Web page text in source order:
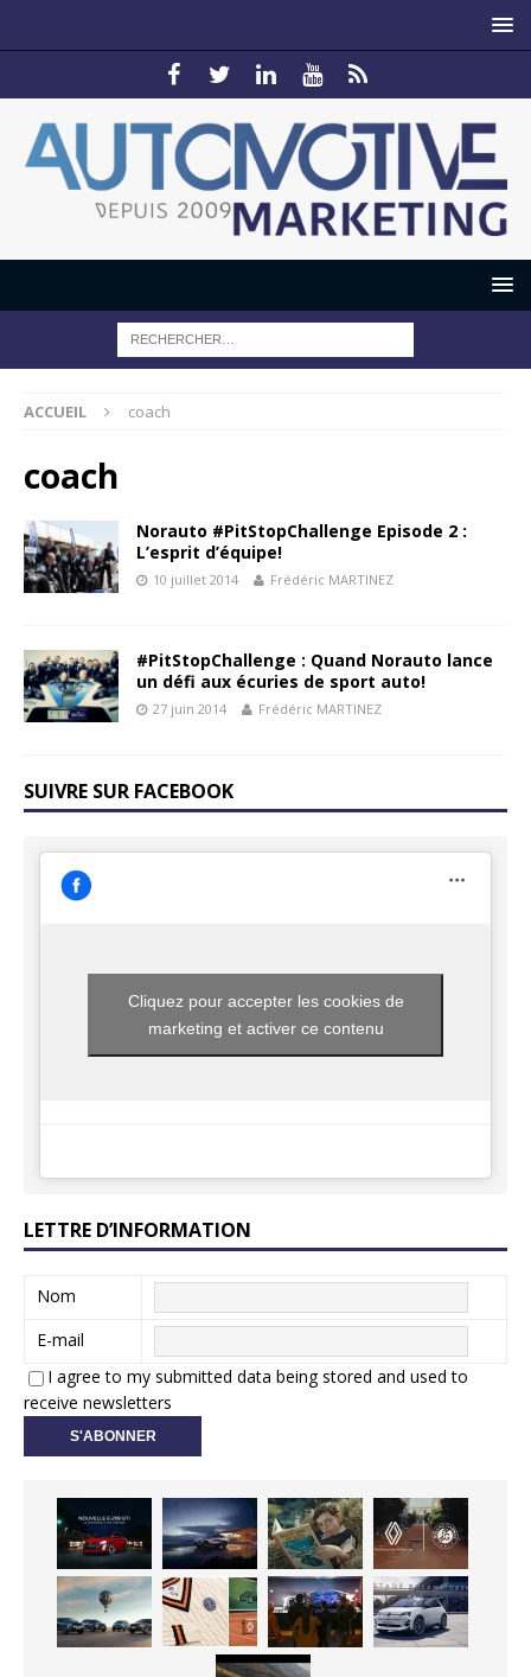
ACCUEIL coach
coach
Norauto #PitStopChallenge Episode 2 :
L’esprit d’équipe!
10 juillet 2014 Frédéric MARTINEZ
#PitStopChallenge : Quand Norauto lance
un défi aux écuries de sport auto!
27 juin 2014 Frédéric MARTINEZ
SUIVRE SUR FACEBOOK
Cliquez pour accepter les cookies de
marketing et activer ce contenu
LETTRE D’INFORMATION
Nom
E-mail
I agree to my submitted data being stored and used to
receive newsletters